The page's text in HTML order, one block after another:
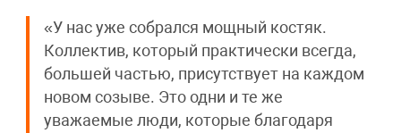
«У нас уже собрался мощный костяк.
Коллектив, который практически всегда,
большей частью, присутствует на каждом
новом созыве. Это одни и те же
уважаемые люди, которые благодаря